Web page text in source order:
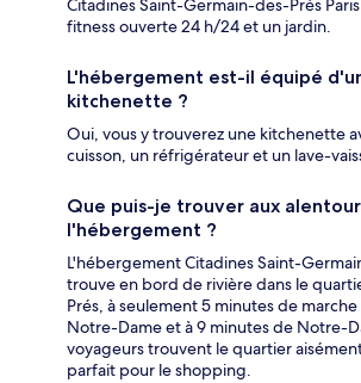
Citadines Saint-Germain-des-Prés
fitness ouverte 24 h/24 et un jardin.
L'hébergement est-il équipé
kitchenette ?
Oui, vous y trouverez une kitchenette
cuisson, un réfrigérateur et un lave-
Que puis-je trouver aux
l'hébergement ?
L'hébergement Citadines Saint-
trouve en bord de rivière dans le
Prés, à seulement 5 minutes de
Notre-Dame et à 9 minutes de Notre-
voyageurs trouvent le quartier
parfait pour le shopping.